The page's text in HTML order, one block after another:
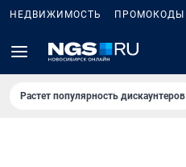
НЕДВИЖИМОСТЬ ПРОМОКОДЫ
Растет популярность дискаунтеров